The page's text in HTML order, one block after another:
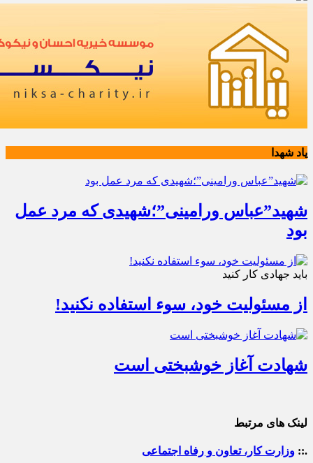
یاد شهدا
شهید”عباس ورامینی”؛شهیدی که مرد عمل
بود
باید جهادی کار کنید
از مسئولیت خود، سوء استفاده نکنید!
شهادت آغاز خوشبختی است
لینک های مرتبط
.:: وزارت کار، تعاون و رفاه اجتماعی